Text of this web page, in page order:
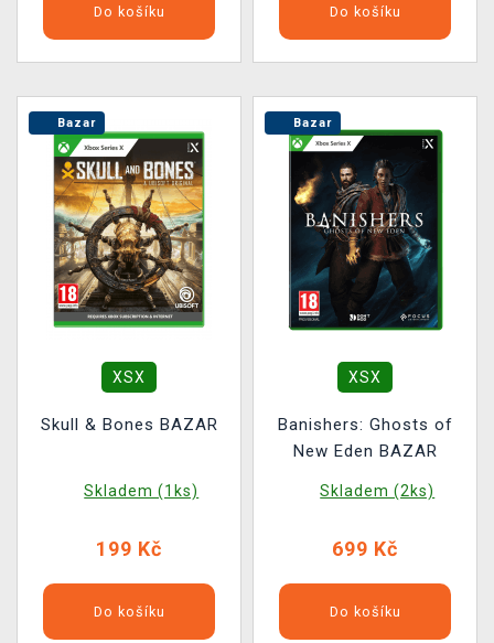
Do košíku Do košíku
Bazar
XSX
Skull & Bones BAZAR
Skladem (1ks)
199 Kč
Do košíku
Bazar
XSX
Banishers: Ghosts of
New Eden BAZAR
Skladem (2ks)
699 Kč
Do košíku